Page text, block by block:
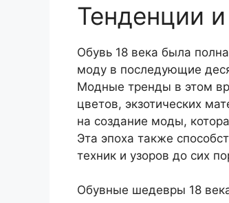
Тенденции
Обувь 18 века была
моду в последующие
Модные тренды в этом
цветов, экзотических
на создание моды,
Эта эпоха также
техник и узоров до сих
Обувные шедевры 18